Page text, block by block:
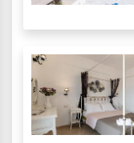
Κυπαρισσία
Κύπρος
Κως